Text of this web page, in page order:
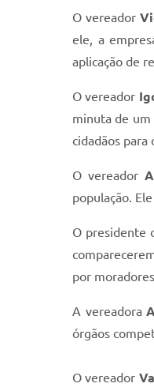
O vereador
ele, a
aplicação de
O vereador
minuta de um
cidadãos para
O vereador
população.
O presidente
por
A vereadora
órgãos
O vereador